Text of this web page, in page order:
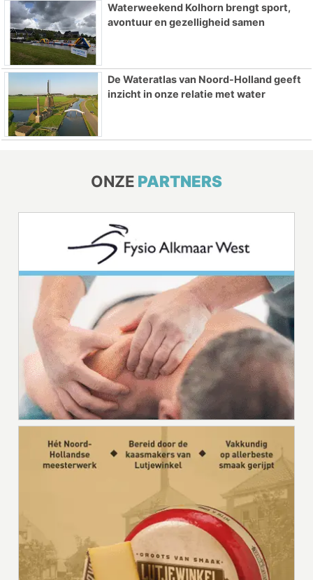
Waterweekend Kolhorn brengt sport,
avontuur en gezelligheid samen
De Wateratlas van Noord-Holland geeft
inzicht in onze relatie met water
ONZE PARTNERS